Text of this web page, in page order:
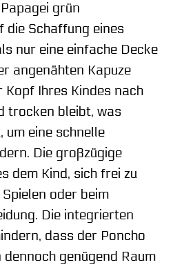
grün
die Schaffung eines
nur eine einfache Decke
angenähten Kapuze
Ihres Kindes nach
trocken bleibt, was
um eine schnelle
Die großzügige
dem Kind, sich frei zu
oder beim
Die integrierten
dass der Poncho
genügend Raum